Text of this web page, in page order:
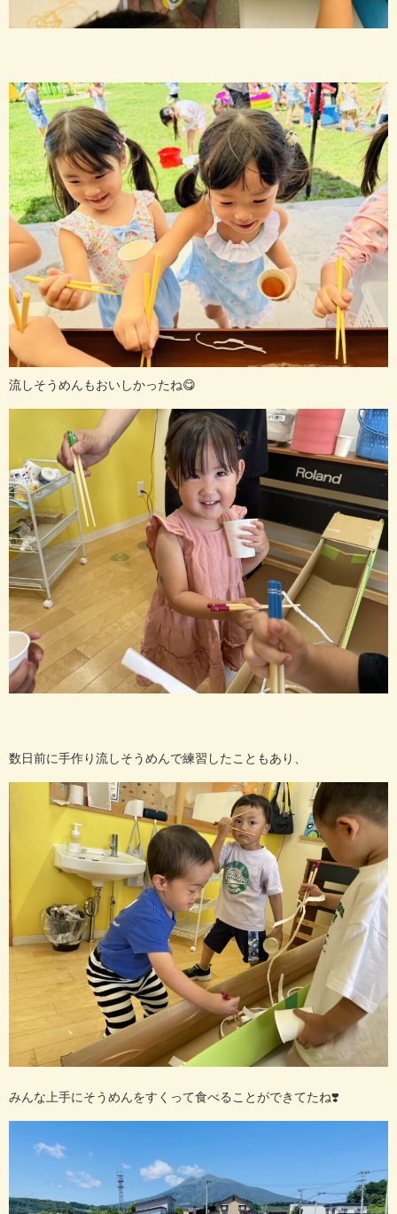
流しそうめんもおいしかったね😋
数日前に手作り流しそうめんで練習したこともあり、
みんな上手にそうめんをすくって食べることができてたね❣️